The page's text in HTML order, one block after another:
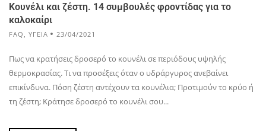
Κουνέλι και ζέστη. 14 συμβουλές φροντίδας για το
καλοκαίρι
FAQ ΥΓΕΙΑ 23/04/2021
Πως να κρατήσεις δροσερό το κουνέλι σε περιόδους υψηλής
θερμοκρασίας. Τι να προσέξεις όταν ο υδράργυρος ανεβαίνει
επικίνδυνα. Πόση ζέστη αντέχουν τα κουνέλια; Προτιμούν το κρύο ή
τη ζέστη; Κράτησε δροσερό το κουνέλι σου...